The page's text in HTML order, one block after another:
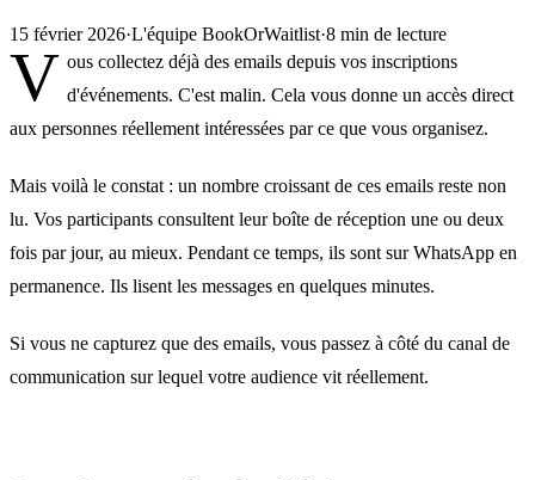
15 février 2026·L'équipe BookOrWaitlist·8 min de lecture
V ous collectez déjà des emails depuis vos inscriptions
d'événements. C'est malin. Cela vous donne un accès direct
aux personnes réellement intéressées par ce que vous organisez.
Mais voilà le constat : un nombre croissant de ces emails reste non
lu. Vos participants consultent leur boîte de réception une ou deux
fois par jour, au mieux. Pendant ce temps, ils sont sur WhatsApp en
permanence. Ils lisent les messages en quelques minutes.
Si vous ne capturez que des emails, vous passez à côté du canal de
communication sur lequel votre audience vit réellement.